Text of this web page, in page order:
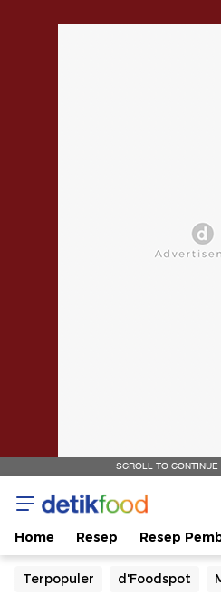
SCROLL TO
Home Resep Resep
Terpopuler d'Foodspot